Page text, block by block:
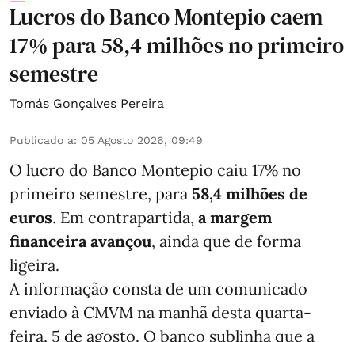
Lucros do Banco Montepio caem
17% para 58,4 milhões no primeiro
semestre
Tomás Gonçalves Pereira
Publicado a: 05 Agosto 2026, 09:49
O lucro do Banco Montepio caiu 17% no
primeiro semestre, para 58,4 milhões de
euros. Em contrapartida, a margem
financeira avançou, ainda que de forma
ligeira.
A informação consta de um comunicado
enviado à CMVM na manhã desta quarta-
feira, 5 de agosto. O banco sublinha que a